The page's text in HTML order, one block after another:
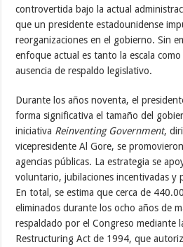
controvertida bajo la actual
que un presidente estadounidense
reorganizaciones en el gobierno. Sin
enfoque actual es tanto la escala
ausencia de respaldo legislativo.
Durante los años noventa, el
forma significativa el tamaño del
iniciativa Reinventing Government,
vicepresidente Al Gore, se
agencias públicas. La estrategia se
voluntario, jubilaciones incentivadas y
En total, se estima que cerca de
eliminados durante los ocho años de
respaldado por el Congreso mediante
Restructuring Act de 1994, que